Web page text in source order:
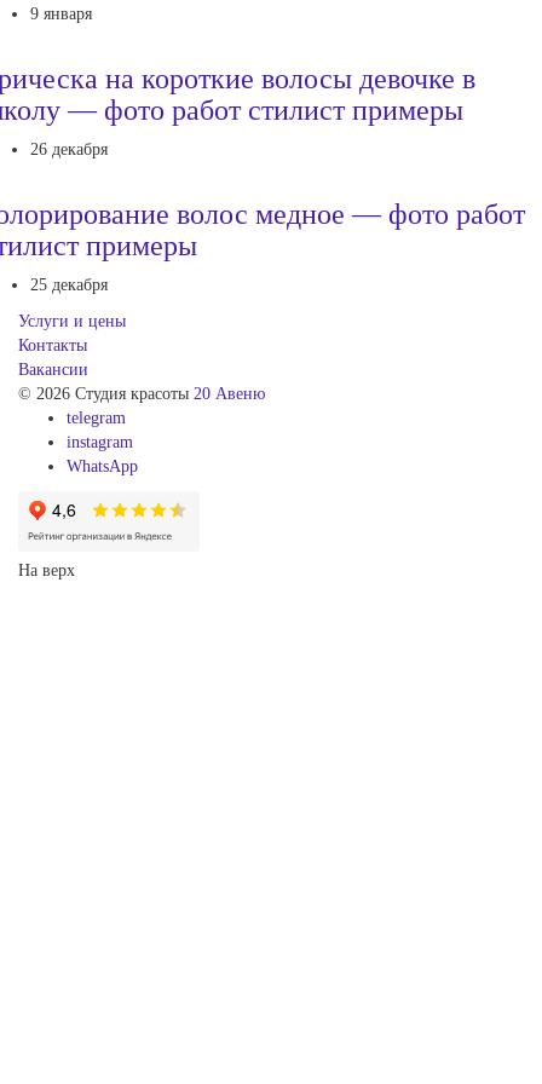
9 января
на короткие волосы девочке в
— фото работ стилист примеры
26 декабря
волос медное — фото работ
примеры
25 декабря
Услуги и цены
Контакты
Вакансии
© 2026 Студия красоты 20 Авеню
telegram
instagram
WhatsApp
На верх